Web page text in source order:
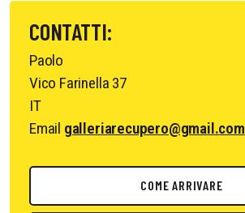
CONTATTI:
Paolo
Vico Farinella 37
IT
Email galleriarecupero@gmail.com
COME ARRIVARE